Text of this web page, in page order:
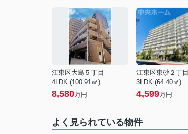
江東区大島５丁目
4LDK (100.91㎡)
8,580万円
江東区東砂２丁目
3LDK (64.40㎡)
4,599万円
よく見られている物件